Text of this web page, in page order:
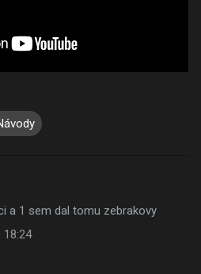
a 1 sem dal tomu zebrakovy
18:24